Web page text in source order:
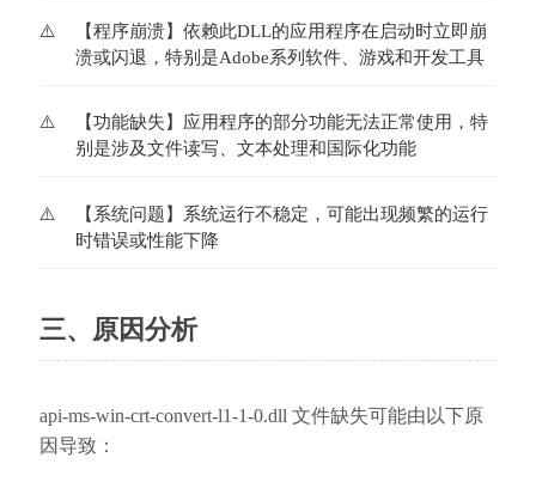
【程序崩溃】依赖此DLL的应用程序在启动时立即崩
溃或闪退，特别是Adobe系列软件、游戏和开发工具
【功能缺失】应用程序的部分功能无法正常使用，特
别是涉及文件读写、文本处理和国际化功能
【系统问题】系统运行不稳定，可能出现频繁的运行
时错误或性能下降
三、原因分析
api-ms-win-crt-convert-l1-1-0.dll 文件缺失可能由以下原
因导致：